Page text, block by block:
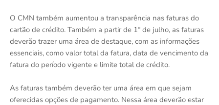
O CMN também aumentou a transparência nas faturas do
cartão de crédito. Também a partir de 1º de julho, as faturas
deverão trazer uma área de destaque, com as informações
essenciais, como valor total da fatura, data de vencimento da
fatura do período vigente e limite total de crédito.
As faturas também deverão ter uma área em que sejam
oferecidas opções de pagamento. Nessa área deverão estar